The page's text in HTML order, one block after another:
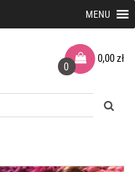
0
0,00zł
MENU